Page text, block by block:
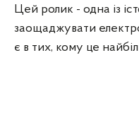
Цей ролик - одна із
заощаджувати
є в тих, кому це